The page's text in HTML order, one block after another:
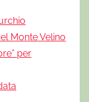
Monte Velino
per